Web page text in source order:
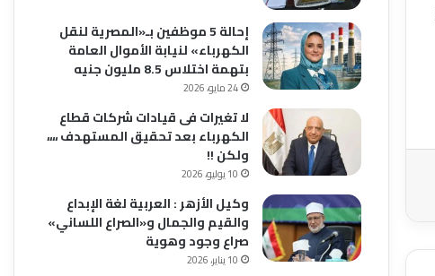
إحالة 5 موظفين بـ«المصرية لنقل
الكهرباء» لنيابة الأموال العامة
بتهمة اختلاس 8.5 مليون جنيه
24 مايو، 2026
لا تغيرات فى قيادات شركات قطاع
الكهرباء بعد تحقيق المستهدف ،،،،
ولكن !!
10 يوليو، 2026
وكيل الأزهر : العربية لغة الإبداع
والقيم والجمال و«الصراع اللساني»
صراع وجود وهوية
10 يناير، 2026